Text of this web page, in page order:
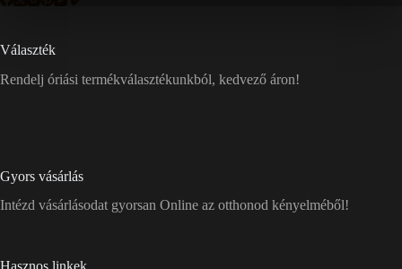
Választék
Rendelj óriási termékválasztékunkból, kedvező áron!
Gyors vásárlás
Intézd vásárlásodat gyorsan Online az otthonod kényelméből!